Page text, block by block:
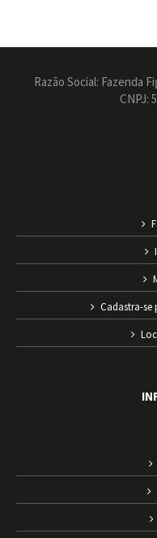
Razão Social: Fazenda
CNPJ:
Cadastra-se